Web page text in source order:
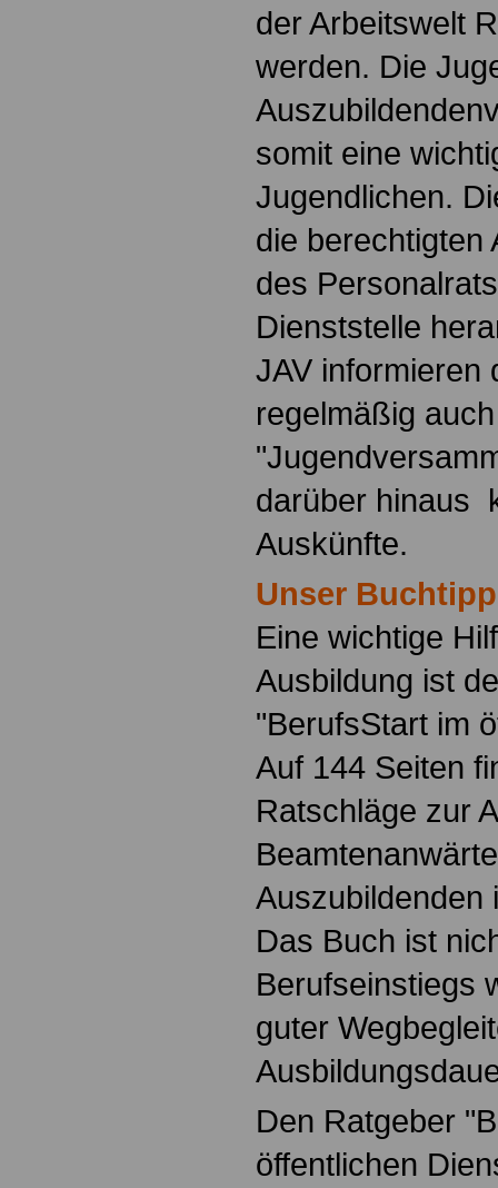
der Arbeitswelt
werden. Die
somit eine
Jugendlichen.
die berechtigten
des
Dienststelle
JAV informieren
regelmäßig
darüber hinaus
Auskünfte.
Unser Buchtipp
Eine wichtige
Ausbildung ist
"BerufsStart im
Auf 144 Seiten
Ratschläge zur
Auszubildenden
Das Buch ist
Berufseinstiegs
guter
Den Ratgeber
öffentlichen